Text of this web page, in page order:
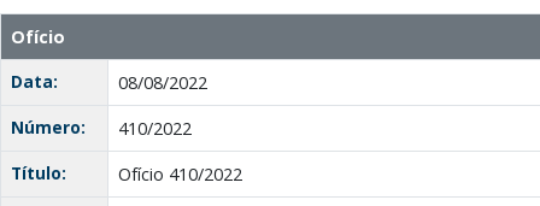
Ofício
Data:
08/08/2022
Número:
410/2022
Título:
Ofício 410/2022